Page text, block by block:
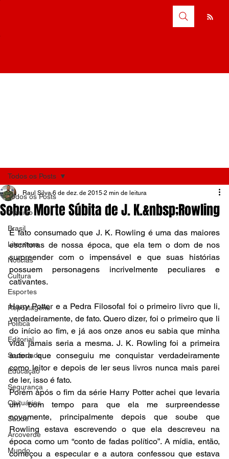
Todos os Posts
Opinião
Brasil
Literatura
Notícias
Cultura
Esportes
Reportagens
Política
Editorial
Sociedade
Educação
Segurança
Obituários
Saúde
Arcoverde
Mundo
Todos os Posts
Sobre Morte Súbita de J. K.&nbsp;Rowling
Raul Silva 6 de dez. de 2015 2 min de leitura
É fato consumado que J. K. Rowling é uma das maiores
escritoras de nossa época, que ela tem o dom de nos
surpreender com o impensável e que suas histórias
possuem personagens incrivelmente peculiares e
cativantes.
Harry Potter e a Pedra Filosofal foi o primeiro livro que li,
verdadeiramente, de fato. Quero dizer, foi o primeiro que li
do início ao fim, e já aos onze anos eu sabia que minha
vida jamais seria a mesma. J. K. Rowling foi a primeira
autora que conseguiu me conquistar verdadeiramente
como leitor e depois de ler seus livros nunca mais parei
de ler, isso é fato.
Porém após o fim da série Harry Potter achei que levaria
um bom tempo para que ela me surpreendesse
novamente, principalmente depois que soube que
Rowling estava escrevendo o que ela descreveu na
época como um “conto de fadas político”. A mídia, então,
começou a especular e a autora confessou que estava